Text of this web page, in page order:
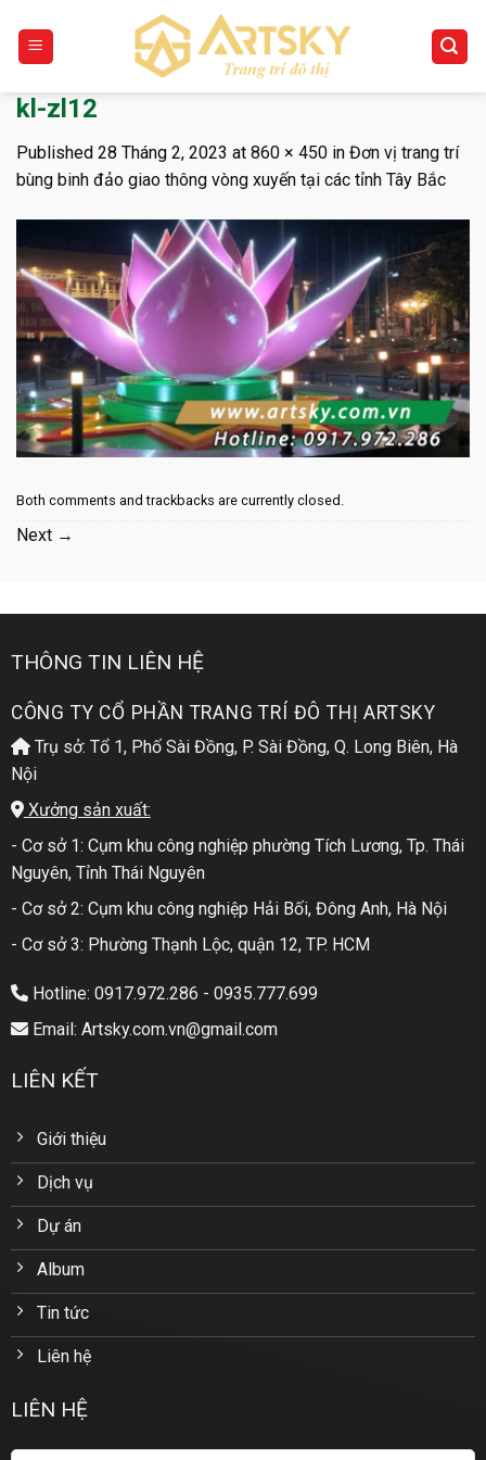
content
kl-zl12
Published 28 Tháng 2, 2023 at 860 × 450 in Đơn vị trang trí
bùng binh đảo giao thông vòng xuyến tại các tỉnh Tây Bắc
Both comments and trackbacks are currently closed.
Next →
THÔNG TIN LIÊN HỆ
CÔNG TY CỔ PHẦN TRANG TRÍ ĐÔ THỊ ARTSKY
Trụ sở: Tổ 1, Phố Sài Đồng, P. Sài Đồng, Q. Long Biên, Hà
Nội
Xưởng sản xuất:
- Cơ sở 1: Cụm khu công nghiệp phường Tích Lương, Tp. Thái
Nguyên, Tỉnh Thái Nguyên
- Cơ sở 2: Cụm khu công nghiệp Hải Bối, Đông Anh, Hà Nội
- Cơ sở 3: Phường Thạnh Lộc, quận 12, TP. HCM
Hotline: 0917.972.286 - 0935.777.699
Email: Artsky.com.vn@gmail.com
LIÊN KẾT
Giới thiệu
Dịch vụ
Dự án
Album
Tin tức
Liên hệ
LIÊN HỆ